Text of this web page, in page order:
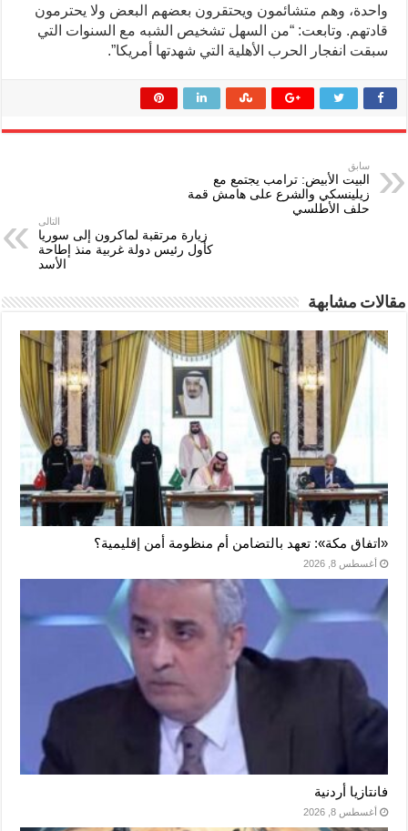
واحدة، وهم متشائمون ويحتقرون بعضهم البعض ولا يحترمون
قادتهم. وتابعت: “من السهل تشخيص الشبه مع السنوات التي
سبقت انفجار الحرب الأهلية التي شهدتها أمريكا”.
سابق
البيت الأبيض: ترامب يجتمع مع
زيلينسكي والشرع على هامش قمة
حلف الأطلسي
التالى
زيارة مرتقبة لماكرون إلى سوريا
كأول رئيس دولة غربية منذ إطاحة
الأسد
مقالات مشابهة
«اتفاق مكة»: تعهد بالتضامن أم منظومة أمن إقليمية؟
أغسطس 8, 2026
فانتازيا أردنية
أغسطس 8, 2026